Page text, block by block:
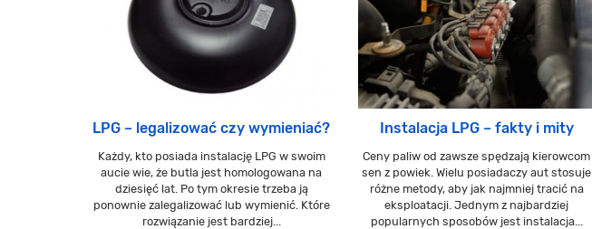
LPG – legalizować czy wymieniać?
Każdy, kto posiada instalację LPG w swoim
aucie wie, że butla jest homologowana na
dziesięć lat. Po tym okresie trzeba ją
ponownie zalegalizować lub wymienić. Które
rozwiązanie jest bardziej...
Instalacja LPG – fakty i mity
Ceny paliw od zawsze spędzają kierowcom
sen z powiek. Wielu posiadaczy aut stosuje
różne metody, aby jak najmniej tracić na
eksploatacji. Jednym z najbardziej
popularnych sposobów jest instalacja...